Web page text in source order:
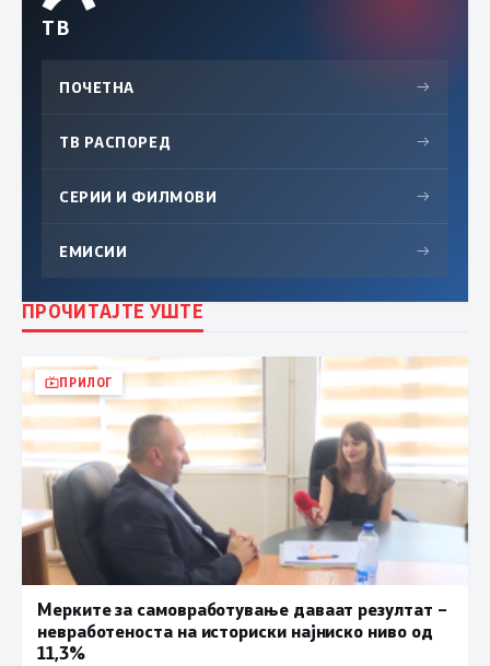
ТВ
ПОЧЕТНА →
ТВ РАСПОРЕД →
СЕРИИ И ФИЛМОВИ →
ЕМИСИИ →
ПРОЧИТАЈТЕ УШТЕ
ПРИЛОГ
Мерките за самовработување даваат резултат –
невработеноста на историски најниско ниво од
11,3%